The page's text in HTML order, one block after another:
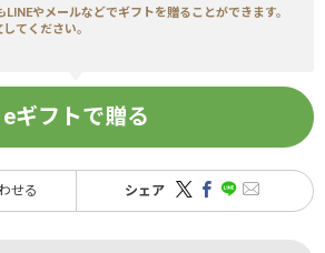
やメールなどでギフトを贈ることができます。
てください。
eギフトで贈る
せる シェア